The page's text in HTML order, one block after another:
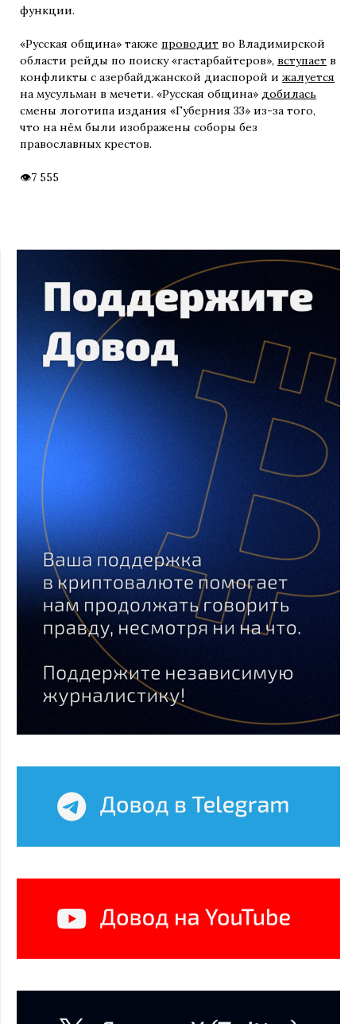
функции.
«Русская община» также проводит во Владимирской
области рейды по поиску «гастарбайтеров», вступает в
конфликты с азербайджанской диаспорой и жалуется
на мусульман в мечети. «Русская община» добилась
смены логотипа издания «Губерния 33» из-за того,
что на нём были изображены соборы без
православных крестов.
7 555